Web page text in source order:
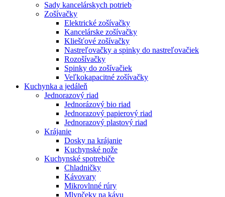
Sady kancelárskych potrieb
Zošívačky
Elektrické zošívačky
Kancelárske zošívačky
Kliešťové zošívačky
Nastreľovačky a spinky do nastreľovačiek
Rozošívačky
Spinky do zošívačiek
Veľkokapacitné zošívačky
Kuchynka a jedáleň
Jednorazový riad
Jednorázový bio riad
Jednorazový papierový riad
Jednorazový plastový riad
Krájanie
Dosky na krájanie
Kuchynské nože
Kuchynské spotrebiče
Chladničky
Kávovary
Mikrovlnné rúry
Mlynčeky na kávu